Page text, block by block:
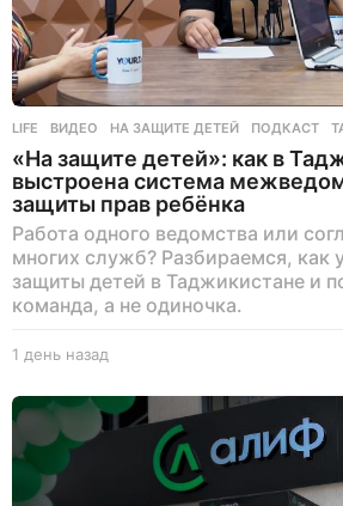
LIFE ВИДЕО ,НА ЗАЩИТЕ ДЕТЕЙ ,ПОДКАСТ ,
«На защите детей»: как в
выстроена система
защиты прав ребёнка
Работа одного ведомства или
многих служб? Разбираемся, как
защиты детей в Таджикистане и
команда, а не одиночка.
1 день назад
е